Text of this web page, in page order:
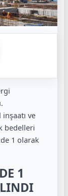
ve
bedelleri
1 olarak
1